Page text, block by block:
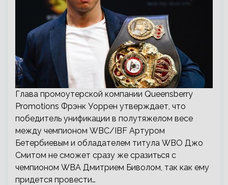
Глава промоутерской компании Queensberry
Promotions Фрэнк Уоррен утверждает, что
победитель унификации в полутяжелом весе
между чемпионом WBC/IBF Артуром
Бетербиевым и обладателем титула WBO Джо
Смитом не сможет сразу же сразиться с
чемпионом WBA Дмитрием Биволом, так как ему
придется провести…